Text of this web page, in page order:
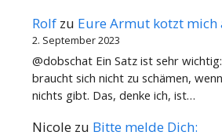
Rolf zu Eure Armut kotzt mich
2. September 2023
@dobschat Ein Satz ist sehr
braucht sich nicht zu schämen,
nichts gibt. Das, denke ich, ist…
Nicole zu Bitte melde Dich: